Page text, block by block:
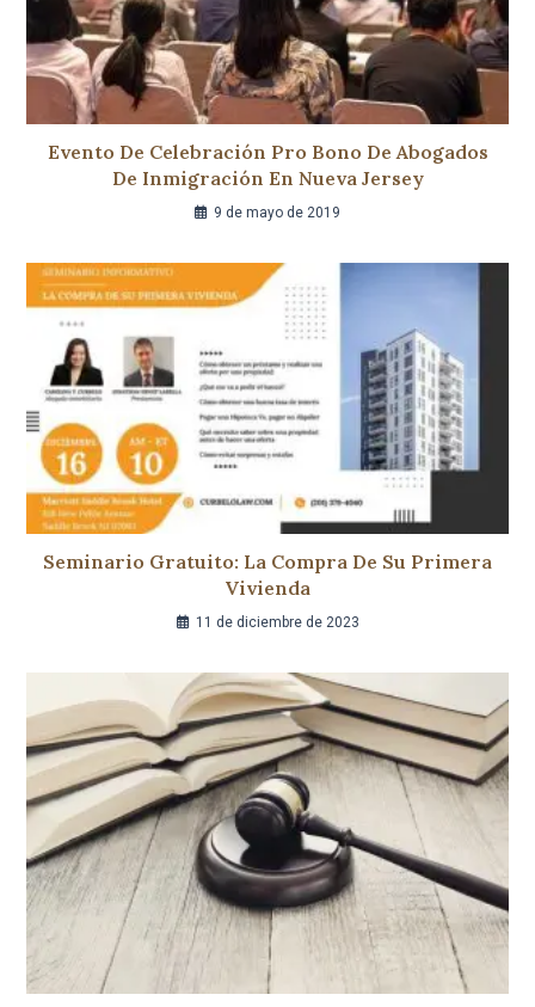
Evento De Celebración Pro Bono De Abogados
De Inmigración En Nueva Jersey
9 de mayo de 2019
Seminario Gratuito: La Compra De Su Primera
Vivienda
11 de diciembre de 2023